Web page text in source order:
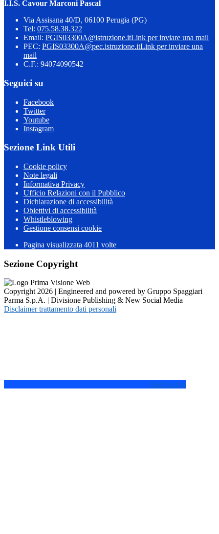
I.I.S. Cavour Marconi Pascal
Via Assisana 40/D, 06100 Perugia (PG)
Tel: 075.58.38.322
Email: PGIS03300A@istruzione.itLink per inviare una mail
PEC: PGIS03300A@pec.istruzione.itLink per inviare una
mail
C.F.: 94074090542
Seguici su
Facebook
Twitter
Youtube
Instagram
Sezione Link Utili
Cookie policy
Note legali
Informativa Privacy
Ufficio Relazioni con il Pubblico
Dichiarazione di accessibilità
Obiettivi di accessibilità
Whistleblowing
Gestione consensi cookie
Pagina visualizzata 4011 volte
Sezione Copyright
Copyright 2026 | Engineered and powered by Gruppo Spaggiari
Parma S.p.A. | Divisione Publishing & New Social Media
Disclaimer trattamento dati personali
Back to top